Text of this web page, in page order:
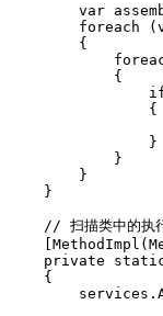
var
foreach
        {
            {
                {
                }
            }
        }
    }
// 扫描类中的执
private
    {